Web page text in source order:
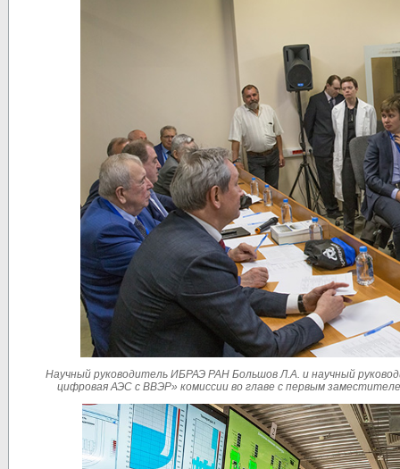
Научный руководитель ИБРАЭ РАН Большов Л.А. и научный
цифровая АЭС с ВВЭР» комиссии во главе с первым